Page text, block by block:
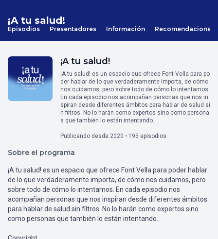
¡A tu salud!
Episodios Presentadores Información Recomendaciones
¡A tu salud!
¡A tu salud! es un espacio que ofrece Font Vella para po
der hablar de lo que verdaderamente importa, de cómo
nos cuidamos, pero sobre todo de cómo lo intentamos.
En cada episodio nos acompañan personas que nos in
spiran desde diferentes ámbitos para hablar de salud si
n filtros. No lo harán como expertos sino como persona
s que también lo están intentando.
Publicando desde 2020 • 195 episodios
Sobre el programa
¡A tu salud! es un espacio que ofrece Font Vella para poder hablar
de lo que verdaderamente importa, de cómo nos cuidamos, pero
sobre todo de cómo lo intentamos. En cada episodio nos
acompañan personas que nos inspiran desde diferentes ámbitos
para hablar de salud sin filtros. No lo harán como expertos sino
como personas que también lo están intentando.